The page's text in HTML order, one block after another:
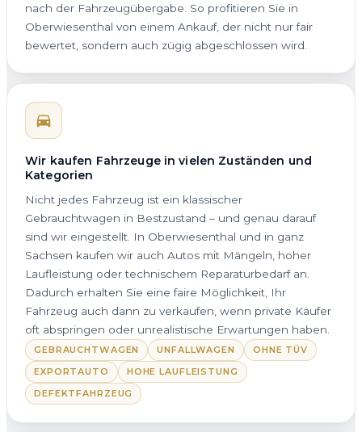
nach der Fahrzeugübergabe. So profitieren Sie in
Oberwiesenthal von einem Ankauf, der nicht nur fair
bewertet, sondern auch zügig abgeschlossen wird.
Wir kaufen Fahrzeuge in vielen Zuständen und
Kategorien
Nicht jedes Fahrzeug ist ein klassischer
Gebrauchtwagen in Bestzustand – und genau darauf
sind wir eingestellt. In Oberwiesenthal und in ganz
Sachsen kaufen wir auch Autos mit Mängeln, hoher
Laufleistung oder technischem Reparaturbedarf an.
Dadurch erhalten Sie eine faire Möglichkeit, Ihr
Fahrzeug auch dann zu verkaufen, wenn private Käufer
oft abspringen oder unrealistische Erwartungen haben.
GEBRAUCHTWAGEN UNFALLWAGEN
OHNE TÜV
EXPORTAUTO
HOHE LAUFLEISTUNG
DEFEKTFAHRZEUG